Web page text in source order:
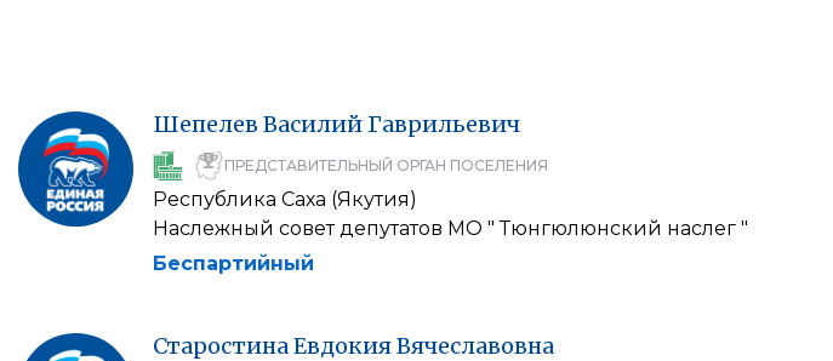
Шепелев Василий Гаврильевич
ПРЕДСТАВИТЕЛЬНЫЙ ОРГАН ПОСЕЛЕНИЯ
Республика Саха (Якутия)
Наслежный совет депутатов МО " Тюнгюлюнский наслег "
Беспартийный
СтаростинаЕвдокияВячеславовна